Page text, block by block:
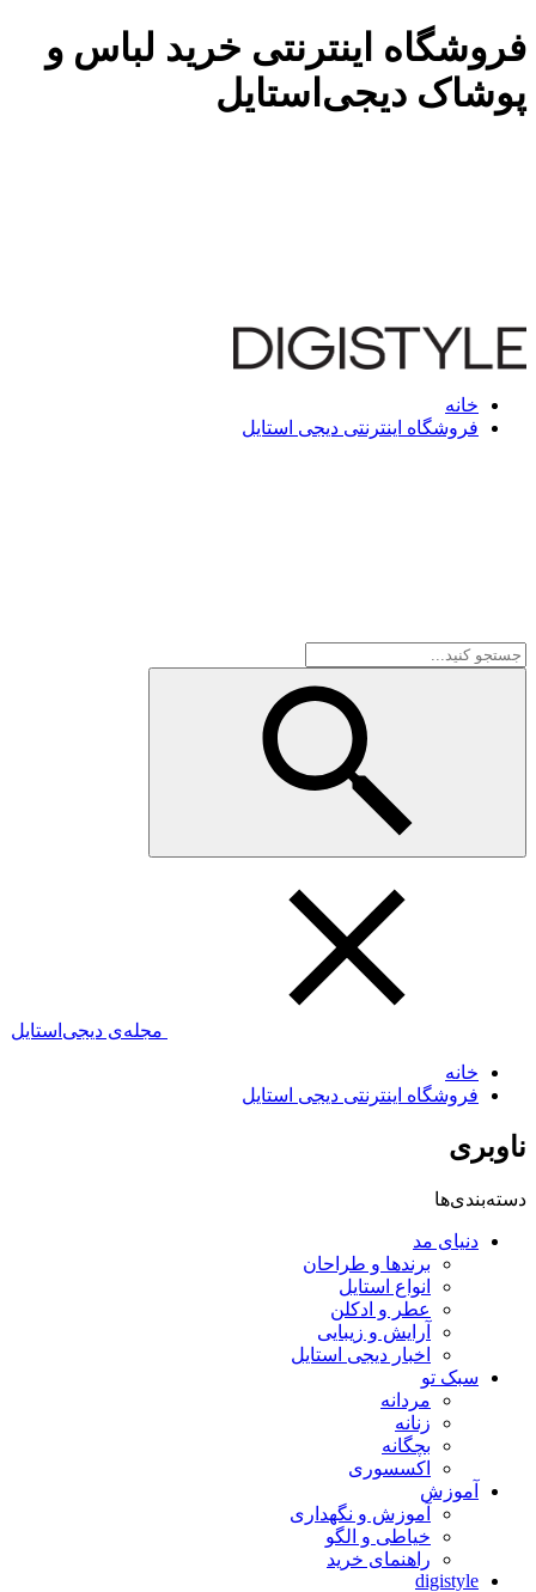
فروشگاه اینترنتی خرید لباس و
پوشاک دیجی‌استایل
خانه
فروشگاه اینترنتی دیجی استایل
مجله‌ی دیجی‌استایل
خانه
فروشگاه اینترنتی دیجی استایل
ناوبری
دسته‌بندی‌ها
دنیای مد
برندها و طراحان
انواع استایل
عطر و ادکلن
آرایش و زیبایی
اخبار دیجی استایل
سبک تو
مردانه
زنانه
بچگانه
اکسسوری
آموزش
آموزش و نگهداری
خیاطی و الگو
راهنمای خرید
digistyle